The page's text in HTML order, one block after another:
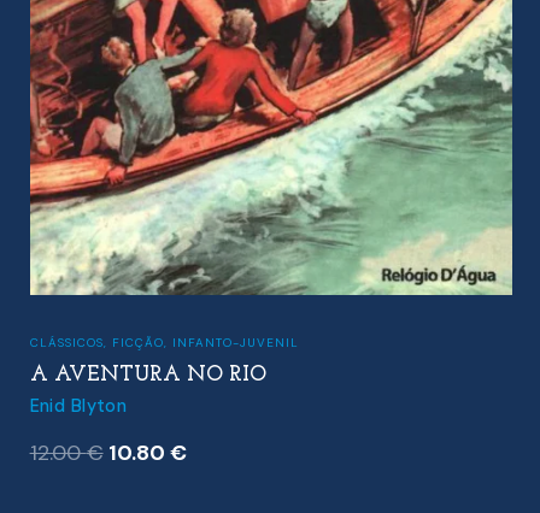
CLÁSSICOS FICÇÃO INFANTO-JUVENIL
A AVENTURA NO RIO
Enid Blyton
12.00€ O
10.80 €O